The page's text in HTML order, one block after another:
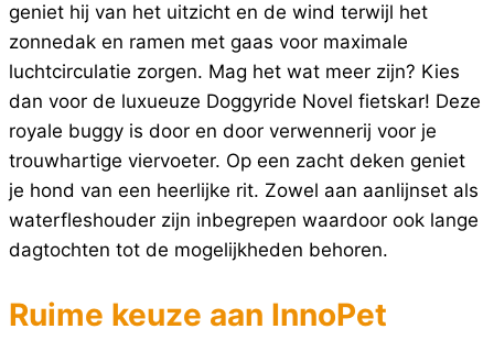
geniet hij van het uitzicht en de wind terwijl het
zonnedak en ramen met gaas voor maximale
luchtcirculatie zorgen. Mag het wat meer zijn? Kies
dan voor de luxueuze Doggyride Novel fietskar! Deze
royale buggy is door en door verwennerij voor je
trouwhartige viervoeter. Op een zacht deken geniet
je hond van een heerlijke rit. Zowel aan aanlijnset als
waterfleshouder zijn inbegrepen waardoor ook lange
dagtochten tot de mogelijkheden behoren.
Ruime keuze aan InnoPet